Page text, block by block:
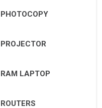
PHOTOCOPY
PROJECTOR
RAM LAPTOP
ROUTERS